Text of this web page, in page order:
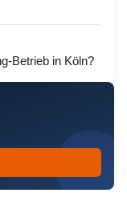
Betrieb in Köln?